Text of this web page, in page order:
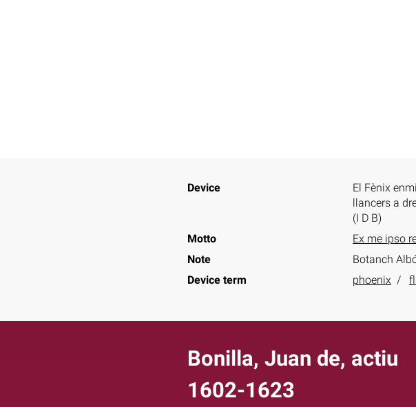
Device
El Fènix
llancers a
(I D B)
Motto
Ex me ipso
Note
Botanch
Device term
phoenix
Bonilla, Juan de, actiu
1602-1623